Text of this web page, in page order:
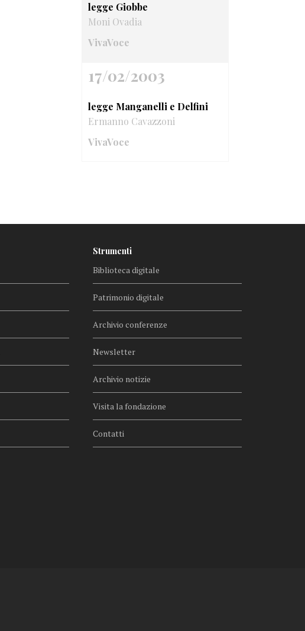
legge Giobbe
Moni Ovadia
VivaVoce
17/02/2003
legge Manganelli e Delfini
Ermanno Cavazzoni
VivaVoce
Strumenti
Biblioteca digitale
Patrimonio digitale
Archivio conferenze
Newsletter
Archivio notizie
Visita la fondazione
Contatti